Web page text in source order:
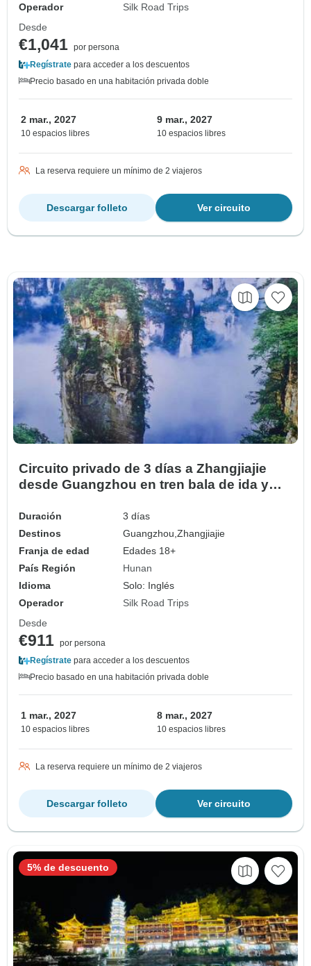
Operador
Silk Road Trips
Desde
€1,041 por persona
Regístrate para acceder a los descuentos
Precio basado en una habitación privada doble
2 mar., 2027
10 espacios libres
9 mar., 2027
10 espacios libres
La reserva requiere un mínimo de 2 viajeros
Ver circuito
Descargar folleto
Circuito privado de 3 días a Zhangjiajie
desde Guangzhou en tren bala de ida y
Duración
3 días
Destinos
Guangzhou,Zhangjiajie
Franja de edad
Edades 18+
País Región
Hunan
Idioma
Solo: Inglés
Operador
Silk Road Trips
Desde
€911 por persona
Regístrate para acceder a los descuentos
Precio basado en una habitación privada doble
1 mar., 2027
10 espacios libres
8 mar., 2027
10 espacios libres
La reserva requiere un mínimo de 2 viajeros
Ver circuito
Descargar folleto
5% de descuento